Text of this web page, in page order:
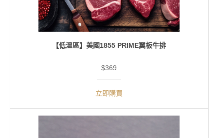
【低溫區】美國1855 PRIME翼板牛排
$369
立即購買